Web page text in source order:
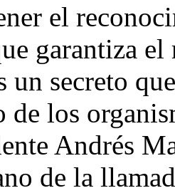
el
garantiza el
un secreto
de los
Andrés
de la